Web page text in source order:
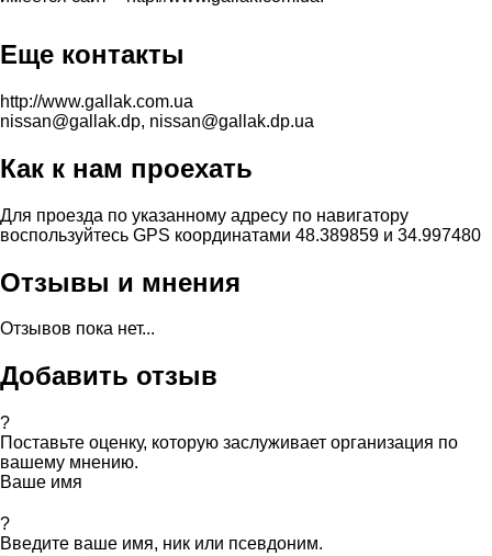
Еще контакты
http://www.gallak.com.ua
nissan@gallak.dp, nissan@gallak.dp.ua
Как к нам проехать
Для проезда по указанному адресу по навигатору
воспользуйтесь GPS координатами 48.389859 и 34.997480
Отзывы и мнения
Отзывов пока нет...
Добавить отзыв
?
Поставьте оценку, которую заслуживает организация по
вашему мнению.
Ваше имя
?
Введите ваше имя, ник или псевдоним.